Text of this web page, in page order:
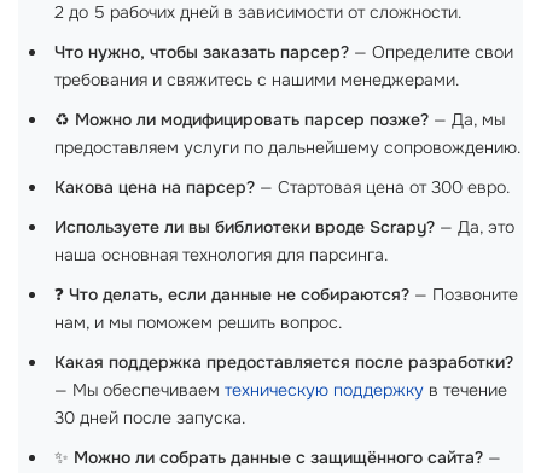
2 до 5 рабочих дней в зависимости от сложности.
Что нужно, чтобы заказать парсер? — Определите свои
требования и свяжитесь с нашими менеджерами.
♻️ Можно ли модифицировать парсер позже? — Да, мы
предоставляем услуги по дальнейшему сопровождению.
Какова цена на парсер? — Стартовая цена от 300 евро.
Используете ли вы библиотеки вроде Scrapy? — Да, это
наша основная технология для парсинга.
❓ Что делать, если данные не собираются? — Позвоните
нам, и мы поможем решить вопрос.
Какая поддержка предоставляется после разработки?
— Мы обеспечиваем техническую поддержку в течение
30 дней после запуска.
✨ Можно ли собрать данные с защищённого сайта? —